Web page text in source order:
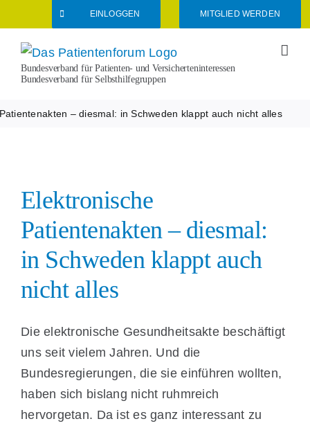
Inhalt
springen
EINLOGGEN MITGLIED WERDEN
Bundesverband für Patienten- und Versicherteninteressen
Bundesverband für Selbsthilfegruppen
– diesmal: in Schweden klappt auch nicht alles
Elektronische
Patientenakten – diesmal:
in Schweden klappt auch
nicht alles
Die elektronische Gesundheitsakte beschäftigt
uns seit vielem Jahren. Und die
Bundesregierungen, die sie einführen wollten,
haben sich bislang nicht ruhmreich
hervorgetan. Da ist es ganz interessant zu